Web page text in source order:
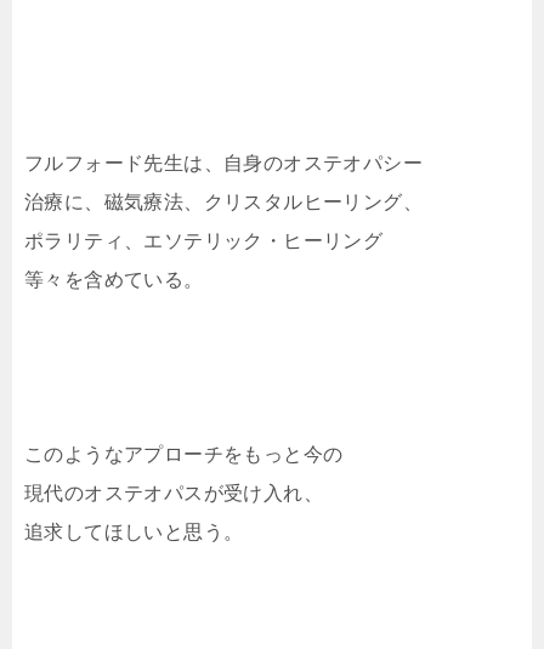
フルフォード先生は、自身のオステオパシー
治療に、磁気療法、クリスタルヒーリング、
ポラリティ、エソテリック・ヒーリング
等々を含めている。
このようなアプローチをもっと今の
現代のオステオパスが受け入れ、
追求してほしいと思う。